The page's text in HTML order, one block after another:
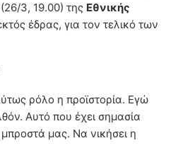
3, 19.00) της Εθνικής
έδρας, για τον τελικό των
ρόλο η προϊστορία. Εγώ
Αυτό που έχει σημασία
μας. Να νικήσει η